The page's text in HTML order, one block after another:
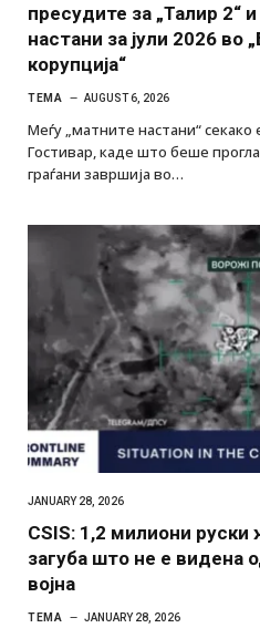
пресудите за „Талир 2“
настани за јули 2026 во
корупција“
ТЕМА AUGUST 6, 2026
Меѓу „матните настани“ секако
Гостивар, каде што беше
граѓани завршија во…
JANUARY 28, 2026
CSIS: 1,2 милиони руски
загуба што не е видена
војна
ТЕМА JANUARY 28, 2026